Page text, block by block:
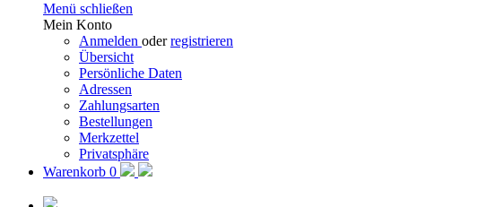
Menü schließen
Mein Konto
Anmelden oderregistrieren
Übersicht
Persönliche Daten
Adressen
Zahlungsarten
Bestellungen
Merkzettel
Privatsphäre
Warenkorb 0